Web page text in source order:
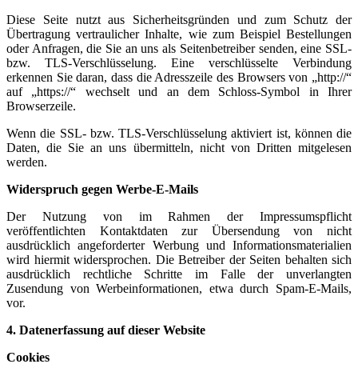
Diese Seite nutzt aus Sicherheitsgründen und zum Schutz der
Übertragung vertraulicher Inhalte, wie zum Beispiel Bestellungen
oder Anfragen, die Sie an uns als Seitenbetreiber senden, eine SSL-
bzw. TLS-Verschlüsselung. Eine verschlüsselte Verbindung
erkennen Sie daran, dass die Adresszeile des Browsers von „http://“
auf „https://“ wechselt und an dem Schloss-Symbol in Ihrer
Browserzeile.
Wenn die SSL- bzw. TLS-Verschlüsselung aktiviert ist, können die
Daten, die Sie an uns übermitteln, nicht von Dritten mitgelesen
werden.
Widerspruch gegen Werbe-E-Mails
Der Nutzung von im Rahmen der Impressumspflicht
veröffentlichten Kontaktdaten zur Übersendung von nicht
ausdrücklich angeforderter Werbung und Informationsmaterialien
wird hiermit widersprochen. Die Betreiber der Seiten behalten sich
ausdrücklich rechtliche Schritte im Falle der unverlangten
Zusendung von Werbeinformationen, etwa durch Spam-E-Mails,
vor.
4. Datenerfassung auf dieser Website
Cookies